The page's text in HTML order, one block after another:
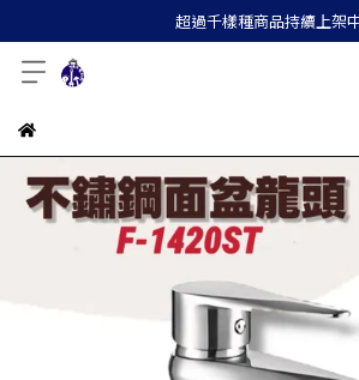
超過千樣種商品持續上架